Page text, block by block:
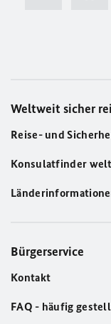
Weltweit sicher
Reise- und
Konsulatfinder
Bürgerservice
Kontakt
FAQ - häufig